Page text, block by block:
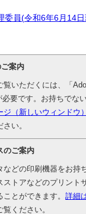
委員(令和6年6月14
案内
いただくには、「
必要です。お持ちでな
ジ（新しいウィンドウ
さい。
のご案内
などの印刷機器をお持
ストアなどのプリント
ことができます。詳細
覧ください。